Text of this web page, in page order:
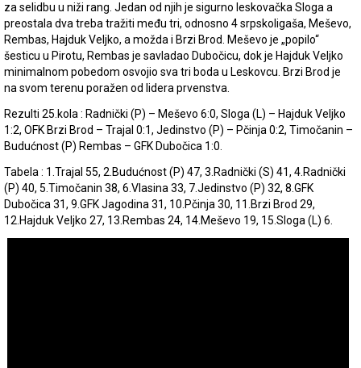
za selidbu u niži rang. Jedan od njih je sigurno leskovačka Sloga a
preostala dva treba tražiti među tri, odnosno 4 srpskoligaša, Meševo,
Rembas, Hajduk Veljko, a možda i Brzi Brod. Meševo je „popilo“
šesticu u Pirotu, Rembas je savladao Dubočicu, dok je Hajduk Veljko
minimalnom pobedom osvojio sva tri boda u Leskovcu. Brzi Brod je
na svom terenu poražen od lidera prvenstva.
Rezulti 25.kola : Radnički (P) – Meševo 6:0, Sloga (L) – Hajduk Veljko
1:2, OFK Brzi Brod – Trajal 0:1, Jedinstvo (P) – Pčinja 0:2, Timočanin –
Budućnost (P) Rembas – GFK Dubočica 1:0.
Tabela : 1.Trajal 55, 2.Budućnost (P) 47, 3.Radnički (S) 41, 4.Radnički
(P) 40, 5.Timočanin 38, 6.Vlasina 33, 7.Jedinstvo (P) 32, 8.GFK
Dubočica 31, 9.GFK Jagodina 31, 10.Pčinja 30, 11.Brzi Brod 29,
12.Hajduk Veljko 27, 13.Rembas 24, 14.Meševo 19, 15.Sloga (L) 6.